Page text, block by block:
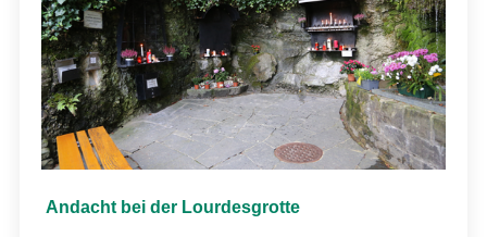
Andacht bei der Lourdesgrotte